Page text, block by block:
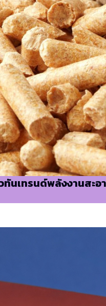
นเทรนด์พลังงานสะ